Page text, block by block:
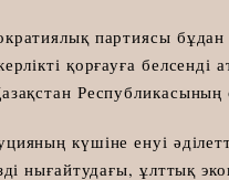
партиясы
қорғауға
Республикасының
күшіне енуі
нығайтудағы, ұлттық